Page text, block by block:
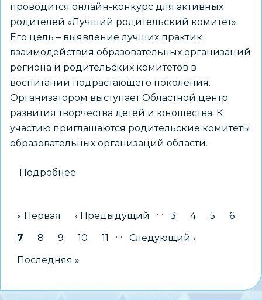
проводится онлайн-конкурс для активных
родителей «Лучший родительский комитет».
Его цель – выявление лучших практик
взаимодействия образовательных организаций
региона и родительских комитетов в
воспитании подрастающего поколения.
Организатором выступает Областной центр
развития творчества детей и юношества. К
участию приглашаются родительские комитеты
образовательных организаций области.
Подробнее
конкурс
«Лучший
комитет»
Нумерация
Первая страница
« Первая Предыдущая страница
‹ Предыдущий … Страница
3 Страница
4 Страница
5
6
Текущая страница
7 Страница
8 Страница
9 Страница
10 Страница
11 … Следующая страница
Следующий ›
Последняя страница
Последняя »